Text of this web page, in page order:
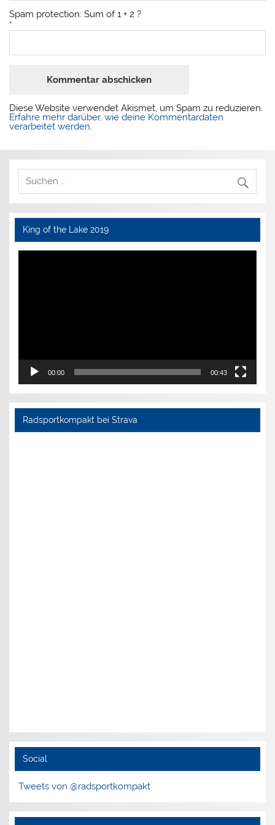
Spam protection: Sum of 1 + 2 ?
*
Diese Website verwendet Akismet, um Spam zu reduzieren.
Erfahre mehr darüber, wie deine Kommentardaten
verarbeitet werden.
King of the Lake 2019
Video-
00:00 00:43
Radsportkompakt bei Strava
Social
Tweets von @radsportkompakt